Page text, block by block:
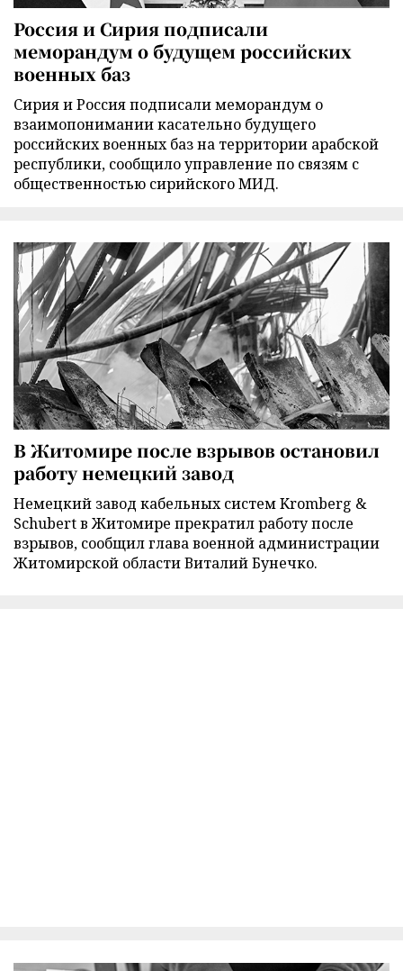
Россия и Сирия подписали
меморандум о будущем российских
военных баз
Сирия и Россия подписали меморандум о
взаимопонимании касательно будущего
российских военных баз на территории арабской
республики, сообщило управление по связям с
общественностью сирийского МИД.
В Житомире после взрывов остановил
работу немецкий завод
Немецкий завод кабельных систем Kromberg &
Schubert в Житомире прекратил работу после
взрывов, сообщил глава военной администрации
Житомирской области Виталий Бунечко.